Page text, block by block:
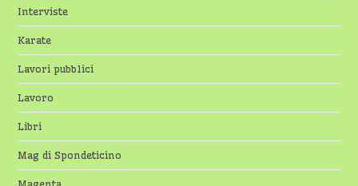
Interviste
Karate
Lavori pubblici
Lavoro
Libri
Mag di Spondeticino